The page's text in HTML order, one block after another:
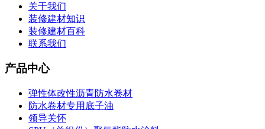
关于我们
装修建材知识
装修建材百科
联系我们
产品中心
弹性体改性沥青防水卷材
防水卷材专用底子油
领导关怀